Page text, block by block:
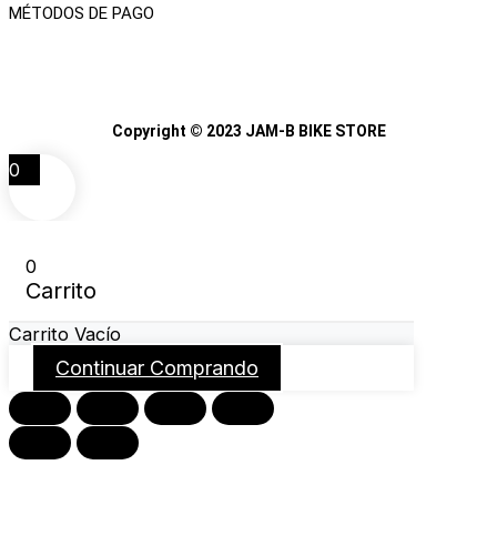
MÉTODOS DE PAGO
Copyright © 2023 JAM-B BIKE STORE
0
0
Carrito
Carrito Vacío
Continuar Comprando